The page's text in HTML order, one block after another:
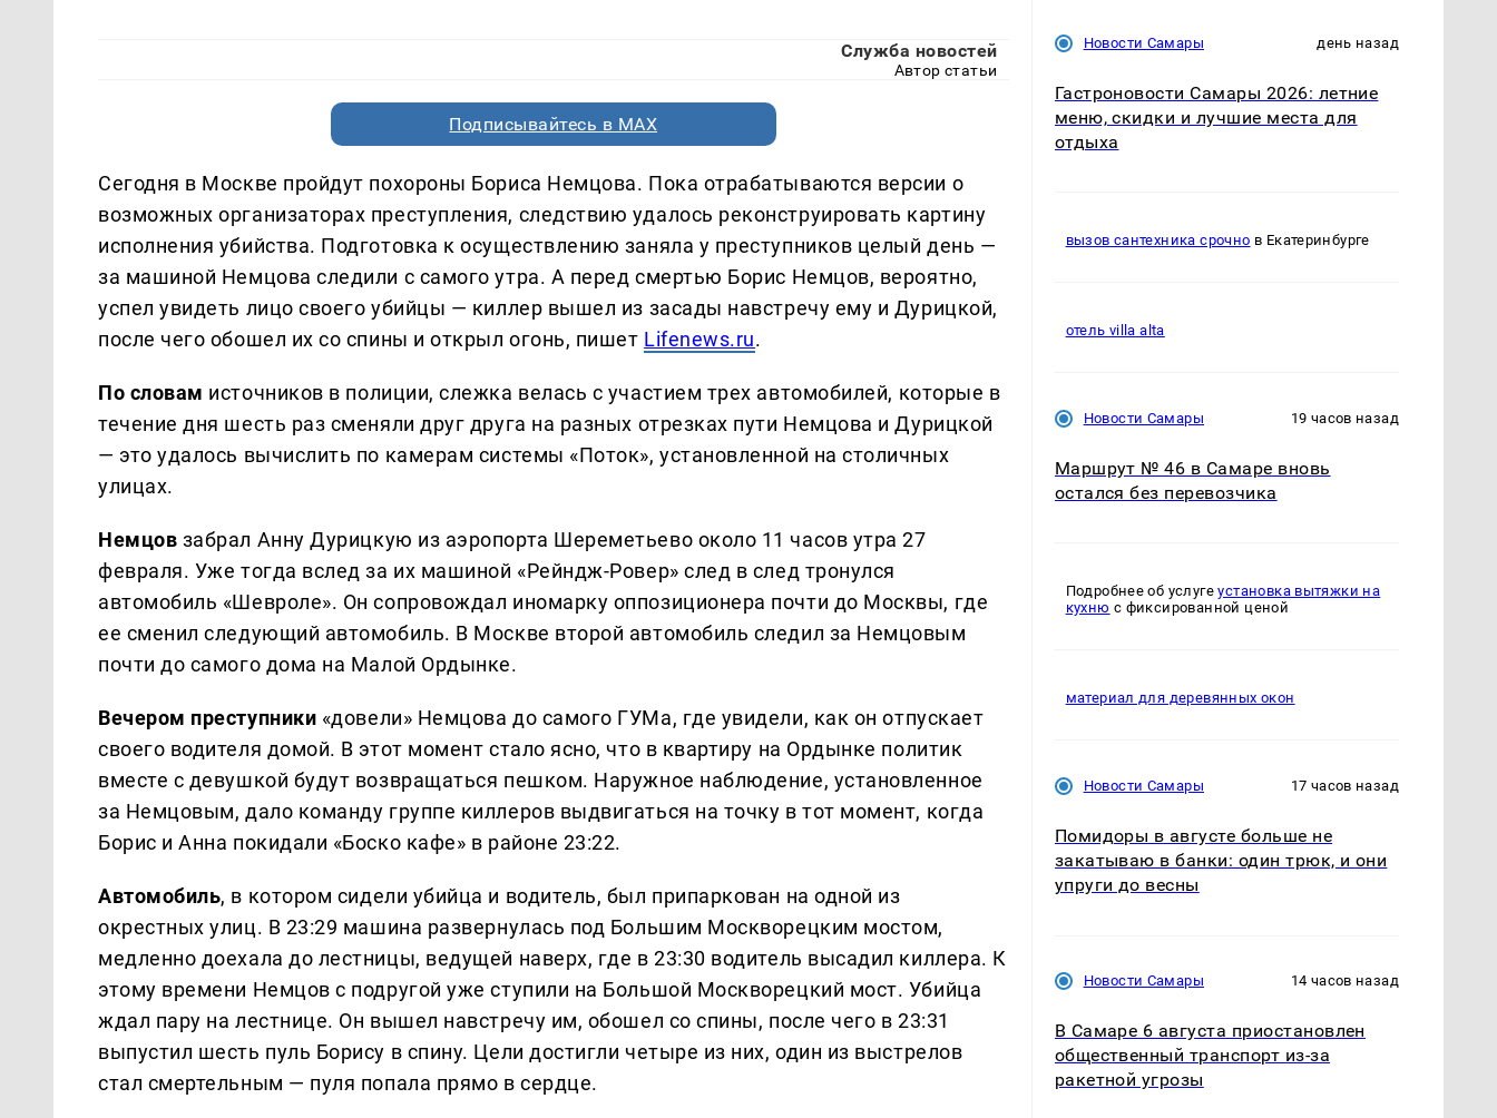
Служба новостей
Автор статьи
Подписывайтесь в MAX
Сегодня в Москве пройдут похороны Бориса Немцова. Пока отрабатываются версии о
возможных организаторах преступления, следствию удалось реконструировать картину
исполнения убийства. Подготовка к осуществлению заняла у преступников целый день —
за машиной Немцова следили с самого утра. А перед смертью Борис Немцов, вероятно,
успел увидеть лицо своего убийцы — киллер вышел из засады навстречу ему и Дурицкой,
после чего обошел их со спины и открыл огонь, пишет Lifenews.ru.
По словам источников в полиции, слежка велась с участием трех автомобилей, которые в
течение дня шесть раз сменяли друг друга на разных отрезках пути Немцова и Дурицкой
— это удалось вычислить по камерам системы «Поток», установленной на столичных
улицах.
Немцов забрал Анну Дурицкую из аэропорта Шереметьево около 11 часов утра 27
февраля. Уже тогда вслед за их машиной «Рейндж-Ровер» след в след тронулся
автомобиль «Шевроле». Он сопровождал иномарку оппозиционера почти до Москвы, где
ее сменил следующий автомобиль. В Москве второй автомобиль следил за Немцовым
почти до самого дома на Малой Ордынке.
Вечером преступники «довели» Немцова до самого ГУМа, где увидели, как он отпускает
своего водителя домой. В этот момент стало ясно, что в квартиру на Ордынке политик
вместе с девушкой будут возвращаться пешком. Наружное наблюдение, установленное
за Немцовым, дало команду группе киллеров выдвигаться на точку в тот момент, когда
Борис и Анна покидали «Боско кафе» в районе 23:22.
Автомобиль, в котором сидели убийца и водитель, был припаркован на одной из
окрестных улиц. В 23:29 машина развернулась под Большим Москворецким мостом,
медленно доехала до лестницы, ведущей наверх, где в 23:30 водитель высадил киллера. К
этому времени Немцов с подругой уже ступили на Большой Москворецкий мост. Убийца
ждал пару на лестнице. Он вышел навстречу им, обошел со спины, после чего в 23:31
выпустил шесть пуль Борису в спину. Цели достигли четыре из них, один из выстрелов
стал смертельным — пуля попала прямо в сердце.
Новости Самары день назад
Гастроновости Самары 2026: летние
меню, скидки и лучшие места для
отдыха
вызов сантехника срочно в Екатеринбурге
отель villa alta
Новости Самары 19 часов назад
Маршрут № 46 в Самаре вновь
остался без перевозчика
Подробнее об услугеустановка вытяжки на
кухню с фиксированной ценой
материал для деревянных окон
Новости Самары 17 часов назад
Помидоры в августе больше не
закатываю в банки: один трюк, и они
упруги до весны
Новости Самары 14 часов назад
В Самаре 6 августа приостановлен
общественный транспорт из-за
ракетной угрозы